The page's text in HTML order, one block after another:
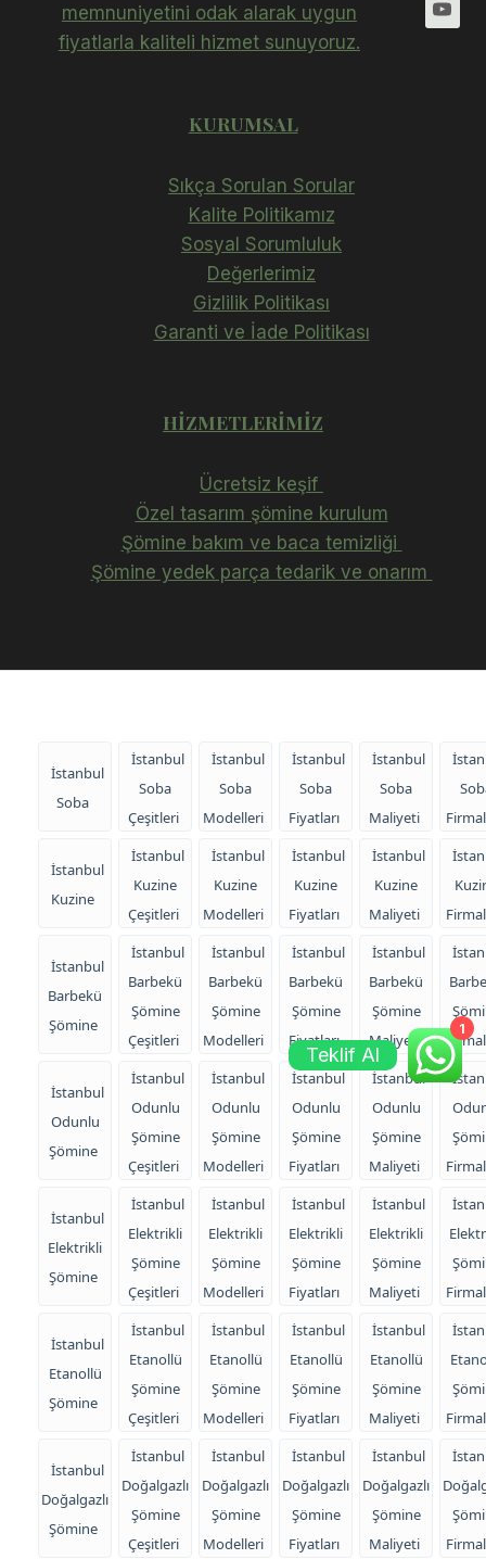
memnuniyetini odak alarak uygun
fiyatlarla kaliteli hizmet sunuyoruz.
KURUMSAL
Sıkça Sorulan Sorular
Kalite Politikamız
Sosyal Sorumluluk
Değerlerimiz
Gizlilik Politikası
Garanti ve İade Politikası
HIZMETLERIMIZ
Ücretsiz keşif
Özel tasarım şömine kurulum
Şömine bakım ve baca temizliği
Şömine yedek parça tedarik ve onarım
İstanbul
Soba
İstanbul
Soba
Çeşitleri
İstanbul
Soba
Modelleri
İstanbul
Soba
Fiyatları
İstanbul
Soba
Maliyeti
İstanbul
Kuzine
İstanbul
Kuzine
Çeşitleri
İstanbul
Kuzine
Modelleri
İstanbul
Kuzine
Fiyatları
İstanbul
Kuzine
Maliyeti
İstanbul
Barbekü
Şömine
İstanbul
Barbekü
Şömine
Çeşitleri
İstanbul
Barbekü
Şömine
Modelleri
İstanbul
Barbekü
Şömine
Fiyatları
İstanbul
Barbekü
Şömine
Maliyeti
İstanbul
Odunlu
Şömine
İstanbul
Odunlu
Şömine
Çeşitleri
İstanbul
Odunlu
Şömine
Modelleri
İstanbul
Odunlu
Şömine
Fiyatları
İstanbul
Odunlu
Şömine
Maliyeti
İstanbul
Elektrikli
Şömine
İstanbul
Elektrikli
Şömine
Çeşitleri
İstanbul
Elektrikli
Şömine
Modelleri
İstanbul
Elektrikli
Şömine
Fiyatları
İstanbul
Elektrikli
Şömine
Maliyeti
İstanbul
Etanollü
Şömine
İstanbul
Etanollü
Şömine
Çeşitleri
İstanbul
Etanollü
Şömine
Modelleri
İstanbul
Etanollü
Şömine
Fiyatları
İstanbul
Etanollü
Şömine
Maliyeti
İstanbul
Doğalgazlı
Şömine
İstanbul
Doğalgazlı
Şömine
Çeşitleri
İstanbul
Doğalgazlı
Şömine
Modelleri
İstanbul
Doğalgazlı
Şömine
Fiyatları
İstanbul
Doğalgazlı
Şömine
Maliyeti
1
Teklif Al